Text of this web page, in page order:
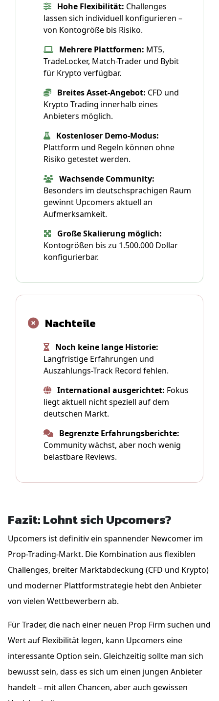
Hohe Flexibilität: Challenges
lassen sich individuell konfigurieren –
von Kontogröße bis Risiko.
Mehrere Plattformen: MT5,
TradeLocker, Match-Trader und Bybit
für Krypto verfügbar.
Breites Asset-Angebot: CFD und
Krypto Trading innerhalb eines
Anbieters möglich.
Kostenloser Demo-Modus:
Plattform und Regeln können ohne
Risiko getestet werden.
Wachsende Community:
Besonders im deutschsprachigen Raum
gewinnt Upcomers aktuell an
Aufmerksamkeit.
Große Skalierung möglich:
Kontogrößen bis zu 1.500.000 Dollar
konfigurierbar.
Nachteile
Noch keine lange Historie:
Langfristige Erfahrungen und
Auszahlungs-Track Record fehlen.
International ausgerichtet: Fokus
liegt aktuell nicht speziell auf dem
deutschen Markt.
Begrenzte Erfahrungsberichte:
Community wächst, aber noch wenig
belastbare Reviews.
Fazit: Lohnt sich Upcomers?
Upcomers ist definitiv ein spannender Newcomer im
Prop-Trading-Markt. Die Kombination aus flexiblen
Challenges, breiter Marktabdeckung (CFD und Krypto)
und moderner Plattformstrategie hebt den Anbieter
von vielen Wettbewerbern ab.
Für Trader, die nach einer neuen Prop Firm suchen und
Wert auf Flexibilität legen, kann Upcomers eine
interessante Option sein. Gleichzeitig sollte man sich
bewusst sein, dass es sich um einen jungen Anbieter
handelt – mit allen Chancen, aber auch gewissen